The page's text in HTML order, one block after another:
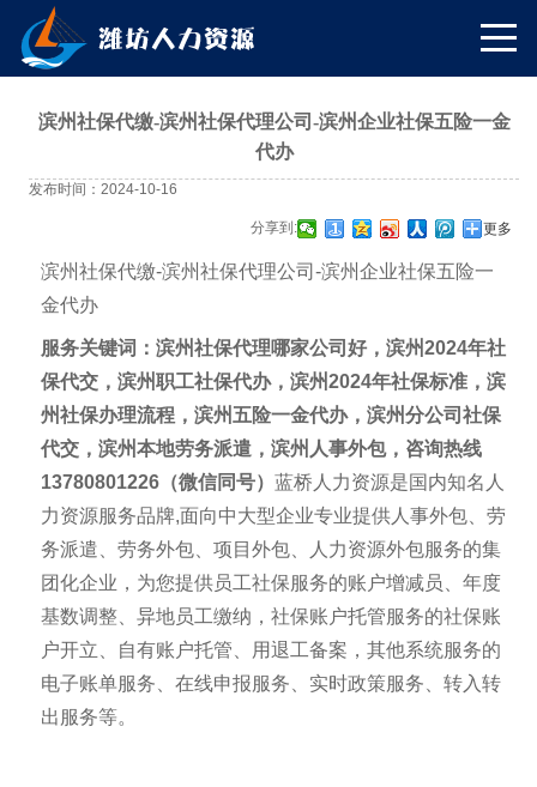
滨州社保代缴-滨州社保代理公司-滨州企业社保五险一金
代办
发布时间：2024-10-16
分享到: 更多
滨州社保代缴-滨州社保代理公司 -滨州企业社保五险一
金代办
服务关键词： 滨州社保代理哪家公司好， 滨州2024年社
保代交， 滨州职工社保代办， 滨州2024年社保标准， 滨
州社保办理流程， 滨州 五险一金代办， 滨州分公司社保
代交， 滨州本地劳务派遣， 滨州 人事外包，咨询热线
13780801226（微信同号） 蓝桥人力资源是国内知名人
力资源服务品牌,面向中大型企业专业提供人事外包、劳
务派遣、劳务外包、项目外包、人力资源外包服务的集
团化企业，为您提供员工社保服务的账户增减员、年度
基数调整、异地员工缴纳，社保账户托管服务的社保账
户开立、自有账户托管、用退工备案，其他系统服务的
电子账单服务、在线申报服务、实时政策服务、转入转
出服务等。